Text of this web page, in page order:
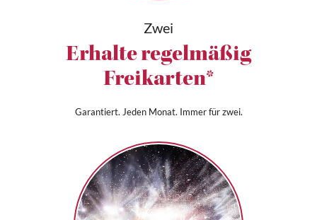
Zwei
Erhalte regelmäßig
Freikarten*
Garantiert. Jeden Monat. Immer für zwei.